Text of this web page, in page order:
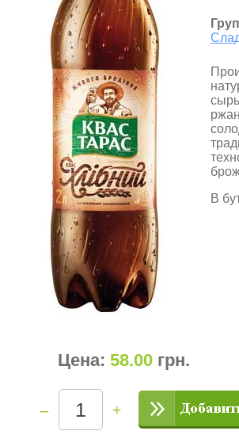
В
Цена: 58.00 грн.
– +